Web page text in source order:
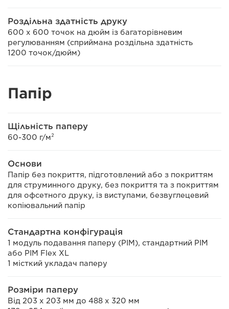
Роздільна здатність друку
600 x 600 точок на дюйм із багаторівневим
регулюванням (сприймана роздільна здатність
1200 точок/дюйм)
Папір
Щільність паперу
60-300 г/м²
Основи
Папір без покриття, підготовлений або з покриттям
для струминного друку, без покриття та з покриттям
для офсетного друку, із виступами, безвуглецевий
копіювальний папір
Стандартна конфігурація
1 модуль подавання паперу (PIM), стандартний PIM
або PIM Flex XL
1 місткий укладач паперу
Розміри паперу
Від 203 x 203 мм до 488 x 320 мм